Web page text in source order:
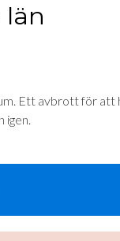
län
Ett avbrott för att